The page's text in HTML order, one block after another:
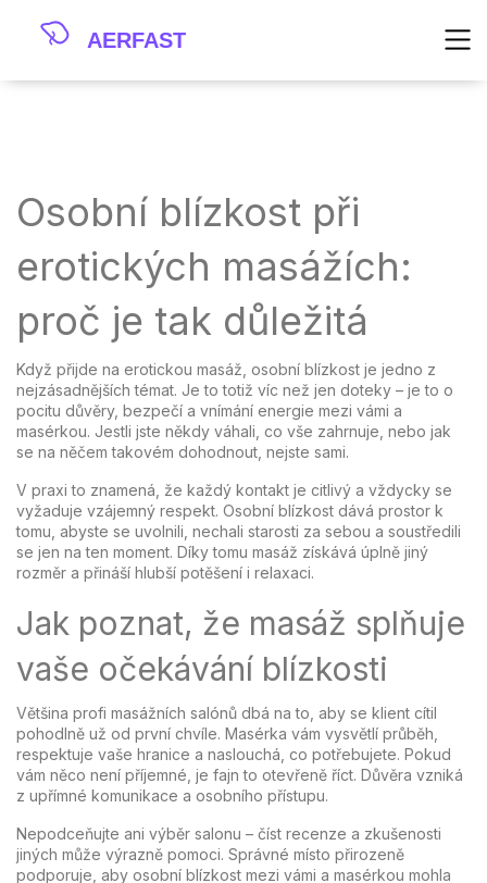
Osobní blízkost při
erotických masážích:
proč je tak důležitá
Když přijde na erotickou masáž, osobní blízkost je jedno z
nejzásadnějších témat. Je to totiž víc než jen doteky – je to o
pocitu důvěry, bezpečí a vnímání energie mezi vámi a
masérkou. Jestli jste někdy váhali, co vše zahrnuje, nebo jak
se na něčem takovém dohodnout, nejste sami.
V praxi to znamená, že každý kontakt je citlivý a vždycky se
vyžaduje vzájemný respekt. Osobní blízkost dává prostor k
tomu, abyste se uvolnili, nechali starosti za sebou a soustředili
se jen na ten moment. Díky tomu masáž získává úplně jiný
rozměr a přináší hlubší potěšení i relaxaci.
Jak poznat, že masáž splňuje
vaše očekávání blízkosti
Většina profi masážních salónů dbá na to, aby se klient cítil
pohodlně už od první chvíle. Masérka vám vysvětlí průběh,
respektuje vaše hranice a naslouchá, co potřebujete. Pokud
vám něco není příjemné, je fajn to otevřeně říct. Důvěra vzniká
z upřímné komunikace a osobního přístupu.
Nepodceňujte ani výběr salonu – číst recenze a zkušenosti
jiných může výrazně pomoci. Správné místo přirozeně
podporuje, aby osobní blízkost mezi vámi a masérkou mohla